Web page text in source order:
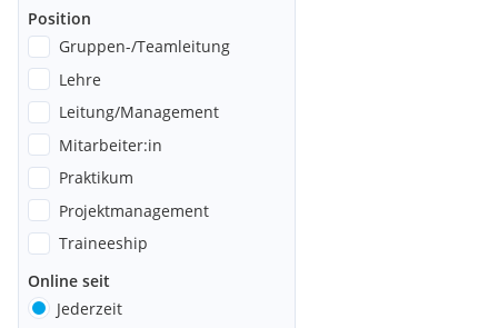
Position
Gruppen-/Teamleitung
Lehre
Leitung/Management
Mitarbeiter:in
Praktikum
Projektmanagement
Traineeship
Online seit
Jederzeit